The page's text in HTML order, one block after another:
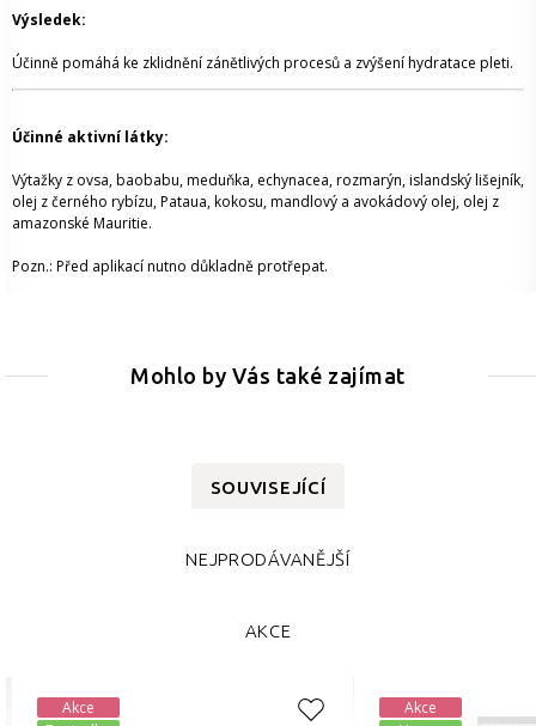
Výsledek:
Účinně pomáhá ke zklidnění zánětlivých procesů a zvýšení hydratace pleti.
Účinné aktivní látky:
Výtažky z ovsa, baobabu, meduňka, echynacea, rozmarýn, islandský lišejník,
olej z černého rybízu, Pataua, kokosu, mandlový a avokádový olej, olej z
amazonské Mauritie.
Pozn.: Před aplikací nutno důkladně protřepat.
Mohlo by Vás také zajímat
SOUVISEJÍCÍ
NEJPRODÁVANĚJŠÍ
AKCE
Akce
Akce